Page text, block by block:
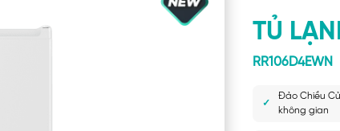
TỦ
RR106D4EWN
Đảo Chiều
không gian